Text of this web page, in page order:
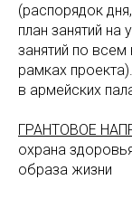
(распорядок
план занятий на
занятий по
рамках
в армейских
ГРАНТОВОЕ
охрана
образа жизни